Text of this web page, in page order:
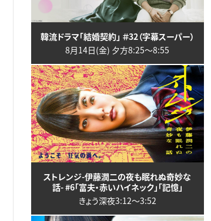
韓流ドラマ「結婚契約」 ＃32（字幕スーパー）
8月14日(金) 夕方8:25〜8:55
ストレンジ-伊藤潤二の夜も眠れぬ奇妙な
話- #6「富夫・赤いハイネック」「記憶」
きょう深夜3:12〜3:52